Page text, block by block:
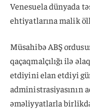
Venesuela dünyada
ehtiyatlarına malik
Müsahibə ABŞ
qaçaqmalçılığı ilə
etdiyini elan etdiyi
administrasiyasının
əməliyyatlarla